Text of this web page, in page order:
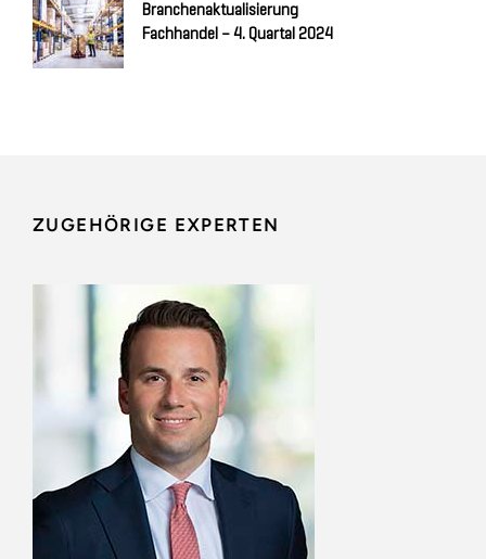
Branchenaktualisierung
Fachhandel – 4. Quartal 2024
ZUGEHÖRIGE EXPERTEN